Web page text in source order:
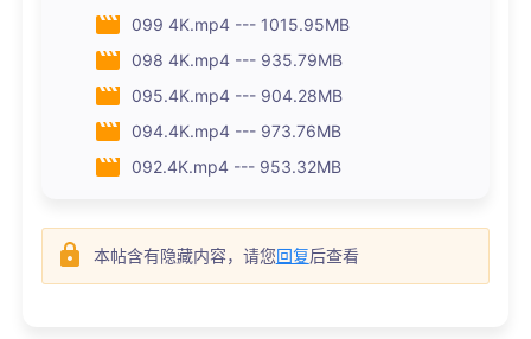
099 4K.mp4 --- 1015.95MB
098 4K.mp4 --- 935.79MB
095.4K.mp4 --- 904.28MB
094.4K.mp4 --- 973.76MB
092.4K.mp4 --- 953.32MB
本帖含有隐藏内容，请您回复后查看